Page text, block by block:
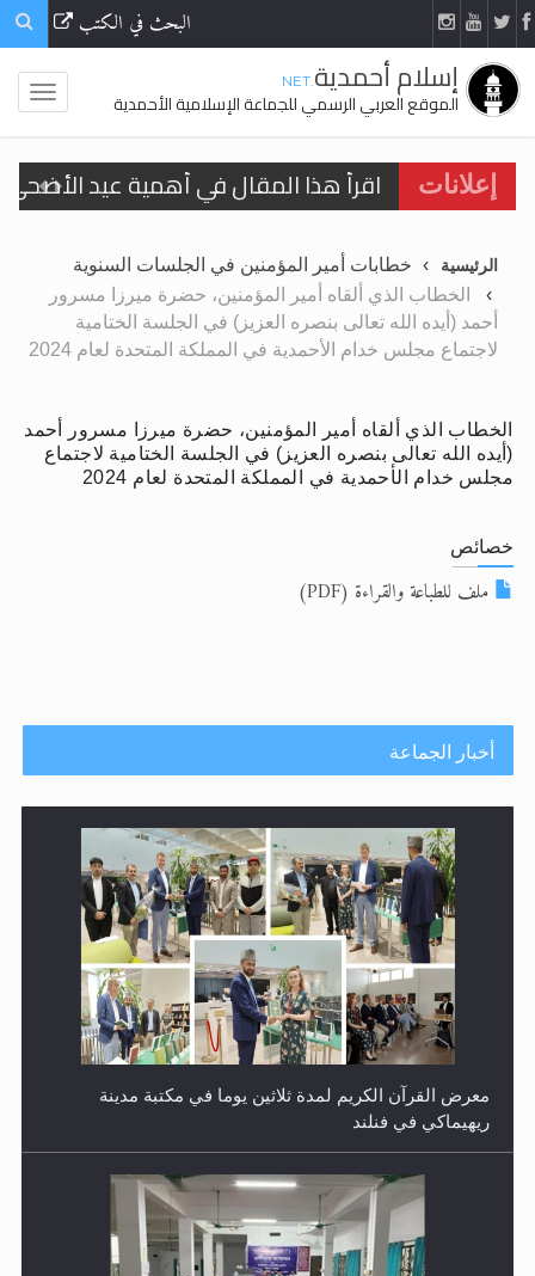
البحث في الكتب
إسلام أحمدية.NET
الموقع العربي الرسمي للجماعة الإسلامية الأحمدية
إعلانات
اقرأ هذا المقال في أهمية عيد
تعميم هامّ لأفراد الجماعة >> المزيد
تعميم هامّ لأفراد الجماعة >> المزيد
اقرأ هذا الكتاب وتعرّف على حقيقة
الحجّ.. دلالات، حِكم، وأهداف >> المزيد
الرئيسية
خطابات أمير المؤمنين في الجلسات السنوية
الخطاب الذي ألقاه أمير المؤمنين، حضرة ميرزا مسرور
أحمد (أيده الله تعالى بنصره العزيز) في الجلسة الختامية
لاجتماع مجلس خدام الأحمدية في المملكة المتحدة لعام 2024
الخطاب الذي ألقاه أمير المؤمنين، حضرة ميرزا مسرور أحمد
(أيده الله تعالى بنصره العزيز) في الجلسة الختامية لاجتماع
مجلس خدام الأحمدية في المملكة المتحدة لعام 2024
خصائص
ملف للطباعة والقراءة (PDF)
أخبار الجماعة
ندوة حول نظام الوصية في الجماعة الأحمدية في شيتاغونغ –
بنغلاديش